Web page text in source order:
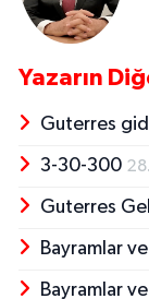
Yazarın
Guterres
3-30-300
Guterres
Bayramlar
Bayramlar